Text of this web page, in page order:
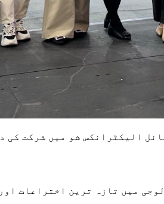
اور 2025 کے لیے نئے رجحانات دریافت کرنے میں خوش آمدید۔